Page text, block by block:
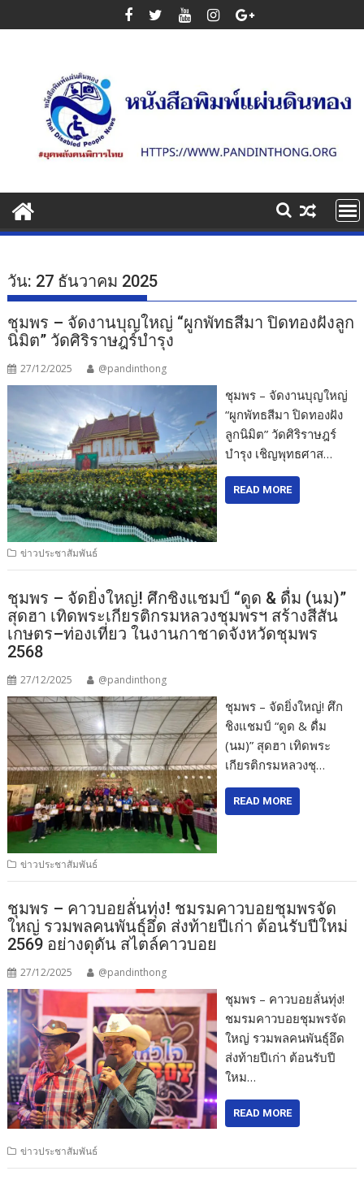
to
วัน: 27 ธันวาคม 2025
ชุมพร – จัดงานบุญใหญ่ “ผูกพัทธสีมา ปิดทองฝังลูก
นิมิต” วัดศิริราษฎร์บำรุง
27/12/2025 @pandinthong
ชุมพร – จัดงานบุญใหญ่
“ผูกพัทธสีมา ปิดทองฝัง
ลูกนิมิต” วัดศิริราษฎร์
บำรุง เชิญพุทธศาส…
READ MORE
ข่าวประชาสัมพันธ์
ชุมพร – จัดยิ่งใหญ่! ศึกชิงแชมป์ “ดูด & ดื่ม (นม)”
สุดฮา เทิดพระเกียรติกรมหลวงชุมพรฯ สร้างสีสัน
เกษตร–ท่องเที่ยว ในงานกาชาดจังหวัดชุมพร
2568
27/12/2025 @pandinthong
ชุมพร – จัดยิ่งใหญ่! ศึก
ชิงแชมป์ “ดูด & ดื่ม
(นม)” สุดฮา เทิดพระ
เกียรติกรมหลวงชุ…
READ MORE
ข่าวประชาสัมพันธ์
ชุมพร – คาวบอยลั่นทุ่ง! ชมรมคาวบอยชุมพรจัด
ใหญ่ รวมพลคนพันธุ์อึด ส่งท้ายปีเก่า ต้อนรับปีใหม่
2569 อย่างดุดัน สไตล์คาวบอย
27/12/2025 @pandinthong
ชุมพร – คาวบอยลั่นทุ่ง!
ชมรมคาวบอยชุมพรจัด
ใหญ่ รวมพลคนพันธุ์อึด
ส่งท้ายปีเก่า ต้อนรับปี
ใหม…
READ MORE
ข่าวประชาสัมพันธ์